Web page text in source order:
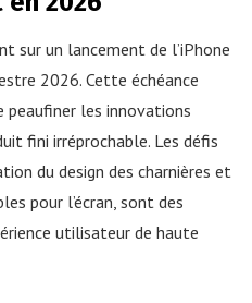
sur un lancement de l’iPhone
2026. Cette échéance
peaufiner les innovations
fini irréprochable. Les défis
du design des charnières et
pour l’écran, sont des
utilisateur de haute